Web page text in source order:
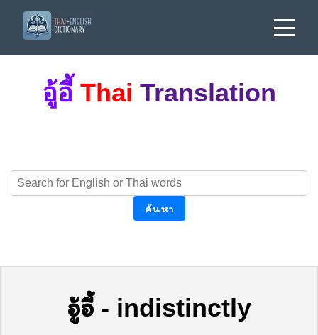
อู้อี้ Thai Translation
ค้นหา
อู้อี้ - indistinctly